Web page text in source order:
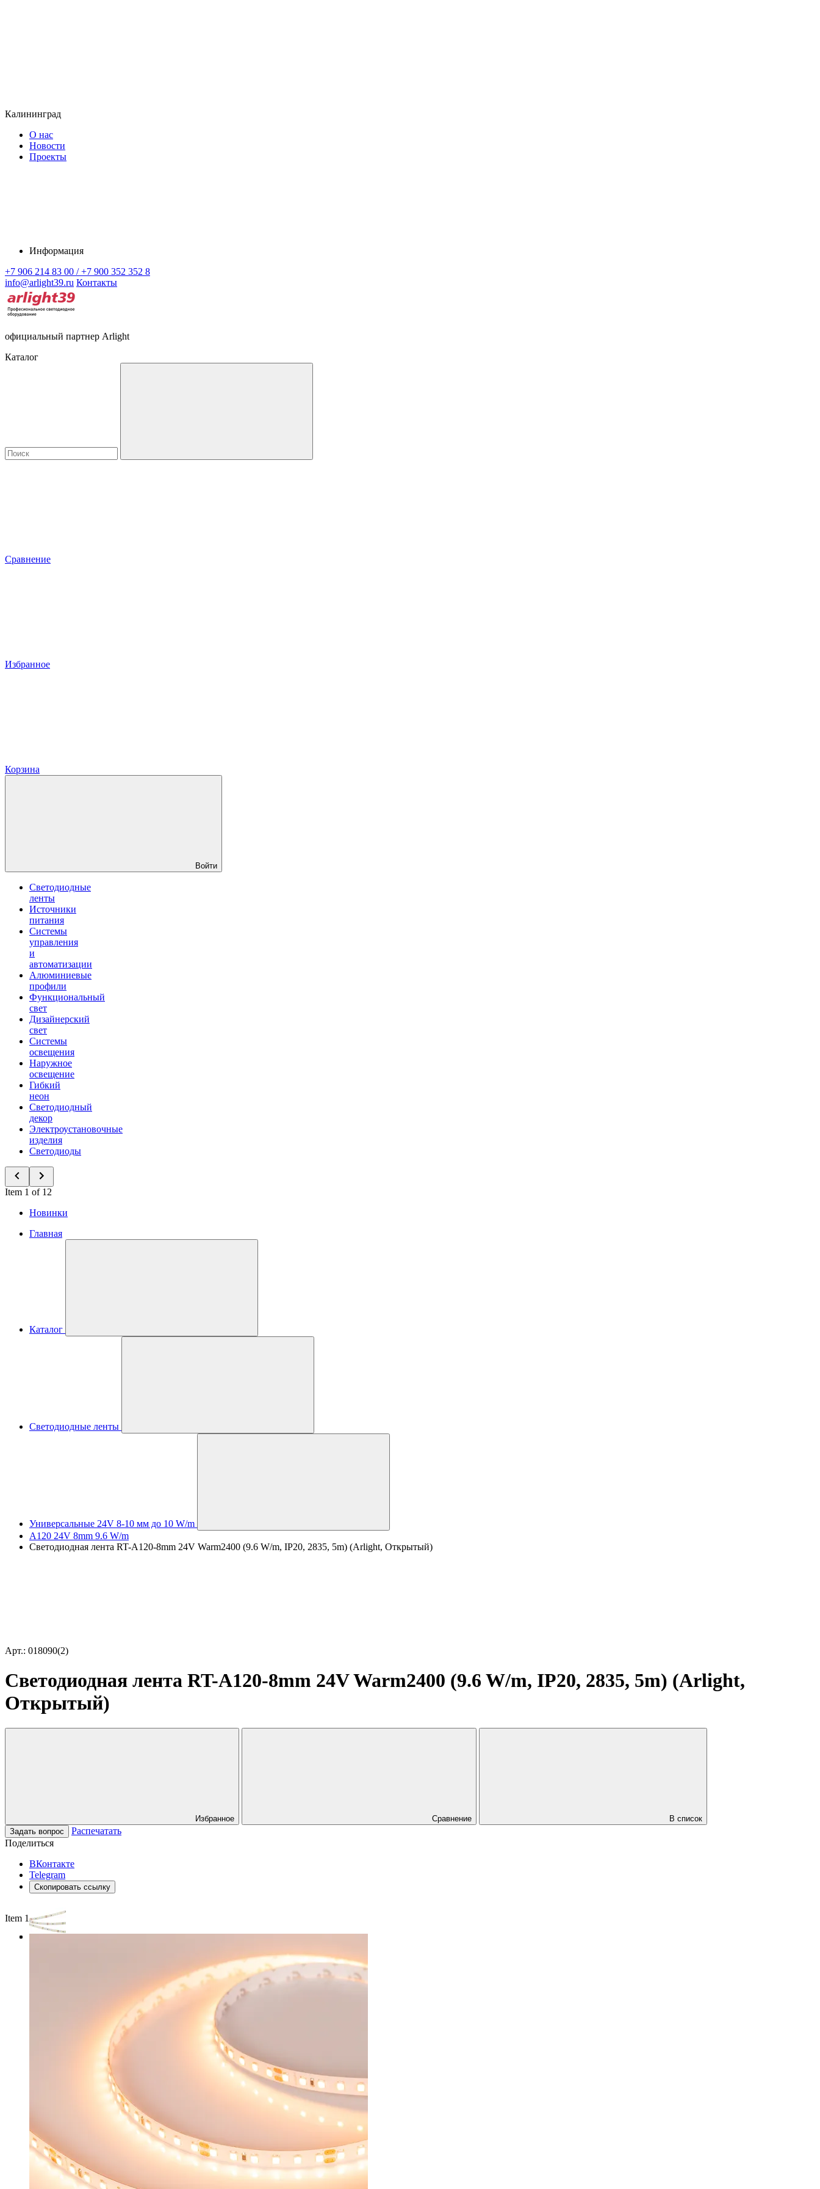
Калининград
О нас
Новости
Проекты
Информация
+7 906 214 83 00 / +7 900 352 352 8
info@arlight39.ru Контакты
официальный партнер Arlight
Каталог
Сравнение
Избранное
Корзина
Войти
Светодиодные
ленты
Источники
питания
Системы
управления
и
автоматизации
Алюминиевые
профили
Функциональный
свет
Дизайнерский
свет
Системы
освещения
Наружное
освещение
Гибкий
неон
Светодиодный
декор
Электроустановочные
изделия
Светодиоды
Item 1 of 12
Новинки
Главная
Каталог
Светодиодные ленты
Универсальные 24V 8-10 мм до 10 W/m
A120 24V 8mm 9.6 W/m
Светодиодная лента RT-A120-8mm 24V Warm2400 (9.6 W/m, IP20, 2835, 5m) (Arlight, Открытый)
Арт.: 018090(2)
Светодиодная лента RT-A120-8mm 24V Warm2400 (9.6 W/m, IP20, 2835, 5m) (Arlight,
Открытый)
Избранное Сравнение
В список
Задать вопрос
Распечатать
Поделиться
ВКонтакте
Telegram
Скопировать ссылку
Item 1 of 3